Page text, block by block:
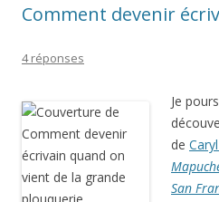
Comment devenir
4 réponses
Je
de
San